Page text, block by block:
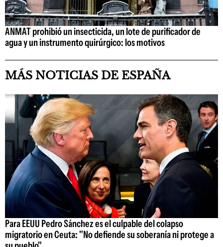
ANMAT prohibió un insecticida, un lote de purificador de
agua y un instrumento quirúrgico: los motivos
MÁS NOTICIAS DE ESPAÑA
Para EEUU Pedro Sánchez es el culpable del colapso
migratorio en Ceuta: "No defiende su soberanía ni protege a